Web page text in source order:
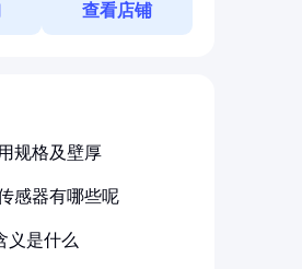
查看店铺
规格及壁厚
感器有哪些呢
义是什么